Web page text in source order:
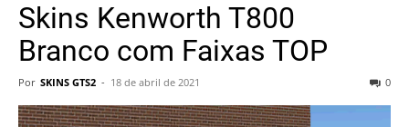
Skins Kenworth T800
Branco com Faixas TOP
Por SKINS GTS2 - 18 de abril de 2021 0